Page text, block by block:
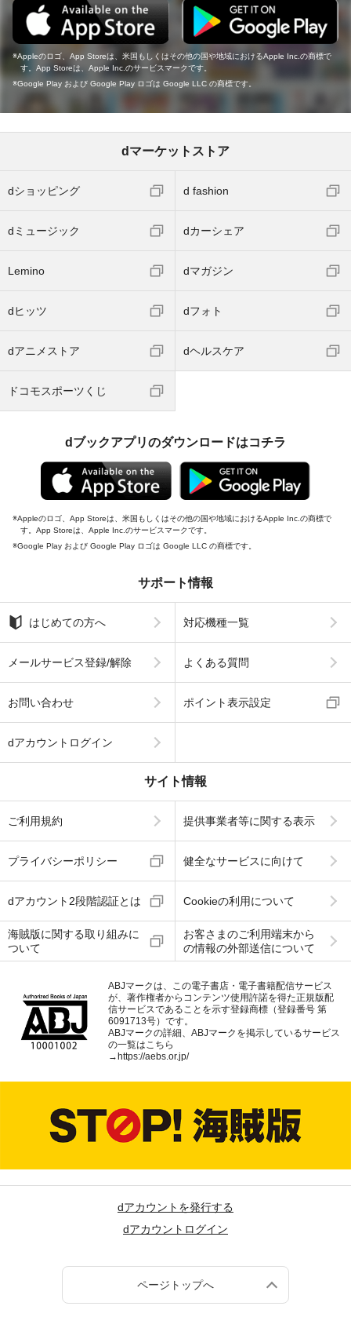
Appleのロゴ、App Storeは、米国もしくはその他の国や地域におけるApple Inc.の商標で
す。App Storeは、Apple Inc.のサービスマークです。
Google Play および Google Play ロゴは Google LLC の商標です。
dマーケットストア
dショッピング d fashion
dミュージック dカーシェア
Lemino dマガジン
dヒッツ dフォト
dアニメストア dヘルスケア
ドコモスポーツくじ
dブックアプリのダウンロードはコチラ
Appleのロゴ、App Storeは、米国もしくはその他の国や地域におけるApple Inc.の商標で
す。App Storeは、Apple Inc.のサービスマークです。
Google Play および Google Play ロゴは Google LLC の商標です。
サポート情報
はじめての方へ 対応機種一覧
メールサービス登録/解除 よくある質問
お問い合わせ ポイント表示設定
dアカウントログイン
サイト情報
ご利用規約 提供事業者等に関する表示
プライバシーポリシー 健全なサービスに向けて
dアカウント2段階認証とは Cookieの利用について
海賊版に関する取り組みに
ついて
お客さまのご利用端末から
の情報の外部送信について
ABJマークは、この電子書店・電子書籍配信サービス
が、著作権者からコンテンツ使用許諾を得た正規版配
信サービスであることを示す登録商標（登録番号 第
6091713号）です。
ABJマークの詳細、ABJマークを掲示しているサービス
の一覧はこちら
→ https://aebs.or.jp/
dアカウントを発行する
dアカウントログイン
ページトップへ